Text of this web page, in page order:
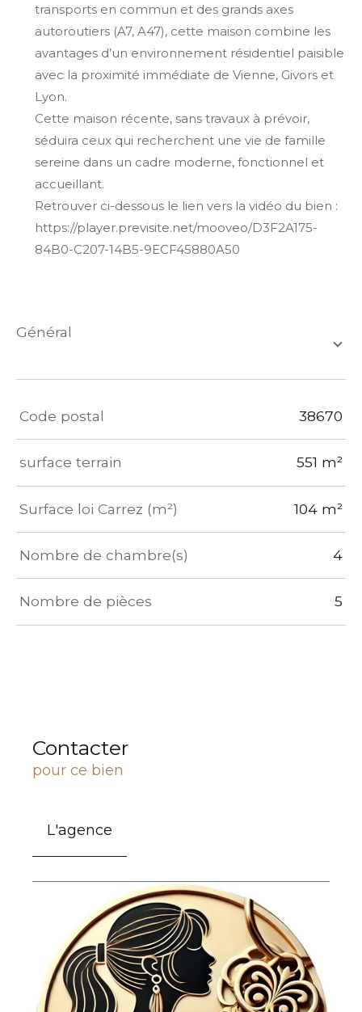
transports en commun et des grands axes
autoroutiers (A7, A47), cette maison combine les
avantages d’un environnement résidentiel paisible
avec la proximité immédiate de Vienne, Givors et
Lyon.
Cette maison récente, sans travaux à prévoir,
séduira ceux qui recherchent une vie de famille
sereine dans un cadre moderne, fonctionnel et
accueillant.
Retrouver ci-dessous le lien vers la vidéo du bien :
https://player.previsite.net/mooveo/D3F2A175-
84B0-C207-14B5-9ECF45880A50
général
TRAD_ZEPHYR_Caracteristique TRAD_ZEPHYR_Valeurs
Code postal 38670
surface terrain 551 m²
Surface loi Carrez (m²) 104 m²
Nombre de chambre(s) 4
Nombre de pièces 5
Contacter
pour ce bien
L'agence